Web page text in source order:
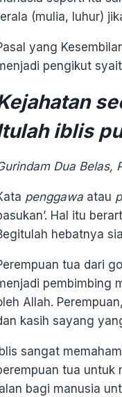
(mulia, luhur)
yang
pengikut
iblis
Dua Belas,
penggawa atau
Hal itu
hebatnya
tua dari
pembimbing
Allah.
kasih sayang
Iblis sangat
tua untuk
bagi manusia